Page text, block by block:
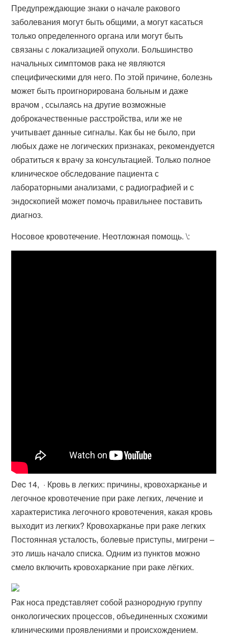
Предупреждающие знаки о начале ракового
заболевания могут быть общими, а могут касаться
только определенного органа или могут быть
связаны с локализацией опухоли. Большинство
начальных симптомов рака не являются
специфическими для него. По этой причине, болезнь
может быть проигнорирована больным и даже
врачом , ссылаясь на другие возможные
доброкачественные расстройства, или же не
учитывает данные сигналы. Как бы не было, при
любых даже не логических признаках, рекомендуется
обратиться к врачу за консультацией. Только полное
клиническое обследование пациента с
лабораторными анализами, с радиографией и с
эндоскопией может помочь правильнее поставить
диагноз.
Носовое кровотечение. Неотложная помощь. \:
Dec 14, · Кровь в легких: причины, кровохарканье и
легочное кровотечение при раке легких, лечение и
характеристика легочного кровотечения, какая кровь
выходит из легких? Кровохарканье при раке легких
Постоянная усталость, болевые приступы, мигрени –
это лишь начало списка. Одним из пунктов можно
смело включить кровохаркание при раке лёгких.
Рак носа представляет собой разнородную группу
онкологических процессов, объединенных схожими
клиническими проявлениями и происхождением.